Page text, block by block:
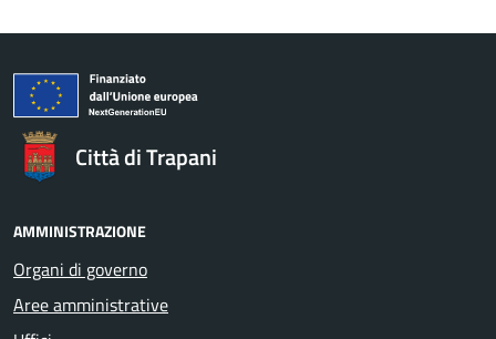
Città di Trapani
AMMINISTRAZIONE
Organi di governo
Aree amministrative